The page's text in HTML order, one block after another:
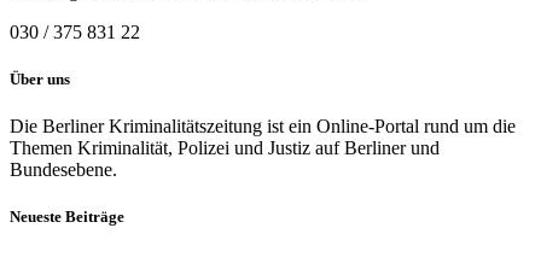
030 / 375 831 22
Über uns
Die Berliner Kriminalitätszeitung ist ein Online-Portal rund um die
Themen Kriminalität, Polizei und Justiz auf Berliner und
Bundesebene.
Neueste Beiträge